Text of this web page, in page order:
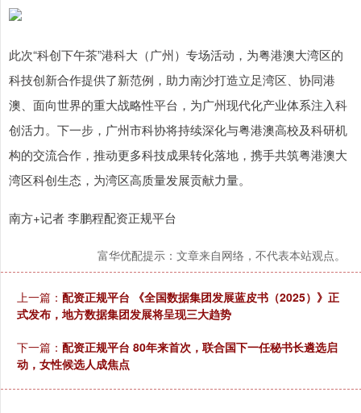
此次“科创下午茶”港科大（广州）专场活动，为粤港澳大湾区的
科技创新合作提供了新范例，助力南沙打造立足湾区、协同港
澳、面向世界的重大战略性平台，为广州现代化产业体系注入科
创活力。下一步，广州市科协将持续深化与粤港澳高校及科研机
构的交流合作，推动更多科技成果转化落地，携手共筑粤港澳大
湾区科创生态，为湾区高质量发展贡献力量。
南方+记者 李鹏程配资正规平台
富华优配提示：文章来自网络，不代表本站观点。
上一篇： 配资正规平台 《全国数据集团发展蓝皮书（2025）》正
式发布，地方数据集团发展将呈现三大趋势
下一篇： 配资正规平台 80年来首次，联合国下一任秘书长遴选启
动，女性候选人成焦点